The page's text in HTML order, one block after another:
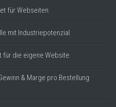
für Webseiten
mit Industriepotenzial
für die eigene Website
& Marge pro Bestellung